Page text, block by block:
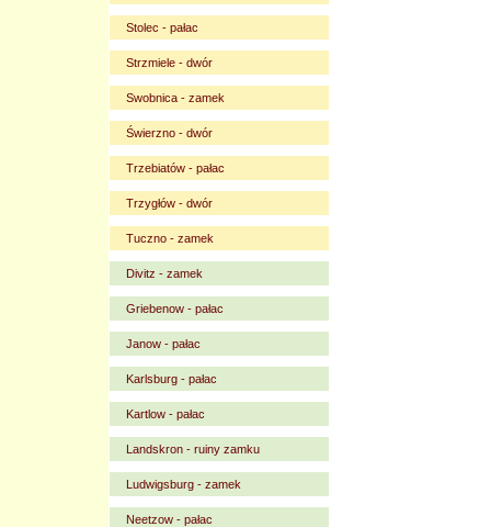
Stolec - pałac
Strzmiele - dwór
Swobnica - zamek
Świerzno - dwór
Trzebiatów - pałac
Trzygłów - dwór
Tuczno - zamek
Divitz - zamek
Griebenow - pałac
Janow - pałac
Karlsburg - pałac
Kartlow - pałac
Landskron - ruiny zamku
Ludwigsburg - zamek
Neetzow - pałac